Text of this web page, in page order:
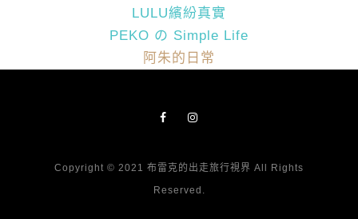
LULU繽紛真實
PEKO の Simple Life
阿朱的日常
Copyright © 2021 布雷克的出走旅行視界 All Rights
Reserved.